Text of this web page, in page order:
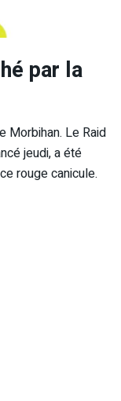
par la
Morbihan. Le Raid
jeudi, a été
rouge canicule.